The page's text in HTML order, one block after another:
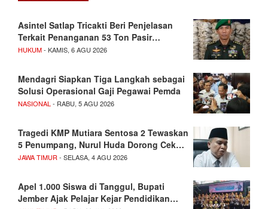
Asintel Satlap Tricakti Beri Penjelasan
Terkait Penanganan 53 Ton Pasir…
HUKUM- KAMIS, 6 AGU 2026
Mendagri Siapkan Tiga Langkah sebagai
Solusi Operasional Gaji Pegawai Pemda
NASIONAL - RABU, 5 AGU 2026
Tragedi KMP Mutiara Sentosa 2 Tewaskan
5 Penumpang, Nurul Huda Dorong Cek…
JAWA TIMUR - SELASA, 4 AGU 2026
Apel 1.000 Siswa di Tanggul, Bupati
Jember Ajak Pelajar Kejar Pendidikan…